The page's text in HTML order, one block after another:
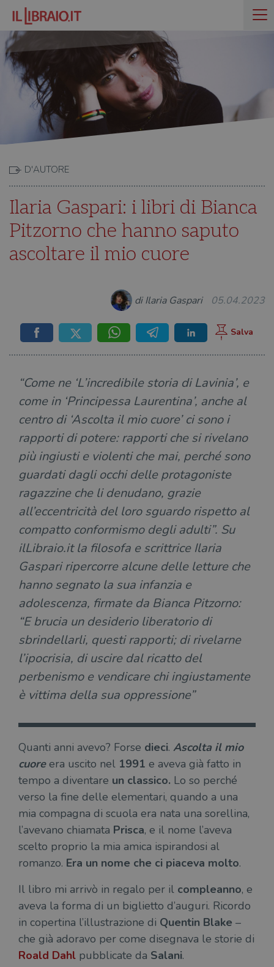
D'AUTORE
Ilaria Gaspari: i libri di Bianca
Pitzorno che hanno saputo
ascoltare il mio cuore
di Ilaria Gaspari 05.04.2023
“Come ne ‘L’incredibile storia di Lavinia’, e
come in ‘Principessa Laurentina’, anche al
centro di ‘Ascolta il mio cuore’ ci sono i
rapporti di potere: rapporti che si rivelano
più ingiusti e violenti che mai, perché sono
guardati dagli occhi delle protagoniste
ragazzine che li denudano, grazie
all’eccentricità del loro sguardo rispetto al
compatto conformismo degli adulti”. Su
ilLibraio.it la filosofa e scrittrice Ilaria
Gaspari ripercorre alcune delle letture che
hanno segnato la sua infanzia e
adolescenza, firmate da Bianca Pitzorno:
“E brucia un desiderio liberatorio di
sbrindellarli, questi rapporti; di rivelarne
l’ipocrisia, di uscire dal ricatto del
perbenismo e vendicare chi ingiustamente
è vittima della sua oppressione”
Quanti anni avevo? Forse dieci. Ascolta il mio
cuoreera uscito nel 1991 e aveva già fatto in
tempo a diventare un classico. Lo so perché
verso la fine delle elementari, quando a una
mia compagna di scuola era nata una sorellina,
l’avevano chiamata Prisca, e il nome l’aveva
scelto proprio la mia amica ispirandosi al
romanzo. Era un nome che ci piaceva molto.
Il libro mi arrivò in regalo per il compleanno, e
aveva la forma di un biglietto d’auguri. Ricordo
in copertina l’illustrazione di Quentin Blake –
che già adoravo per come disegnava le storie di
Roald Dahl pubblicate da Salani.